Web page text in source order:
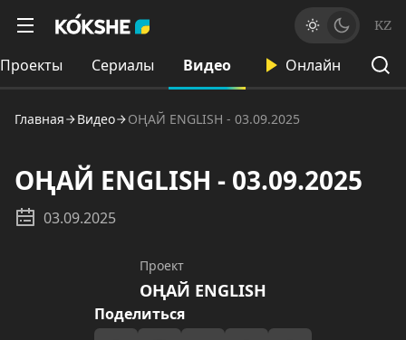
KZ
Проекты Сериалы Видео Онлайн
Главная Видео ОҢАЙ ENGLISH - 03.09.2025
ОҢАЙ ENGLISH - 03.09.2025
03.09.2025
Проект
ОҢАЙ ENGLISH
Поделиться